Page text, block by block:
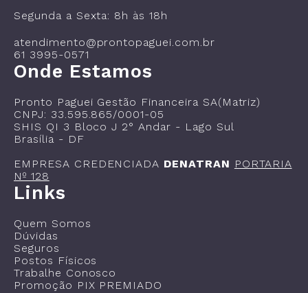
Segunda a Sexta: 8h às 18h
atendimento@prontopaguei.com.br
61 3995-0571
Onde Estamos
Pronto Paguei Gestão Financeira SA(Matriz)
CNPJ: 33.595.865/0001-05
SHIS QI 3 Bloco J 2° Andar - Lago Sul
Brasília - DF
EMPRESA CREDENCIADA DENATRAN PORTARIA
Nº 128
Links
Quem Somos
Dúvidas
Seguros
Postos Físicos
Trabalhe Conosco
Promoção PIX PREMIADO